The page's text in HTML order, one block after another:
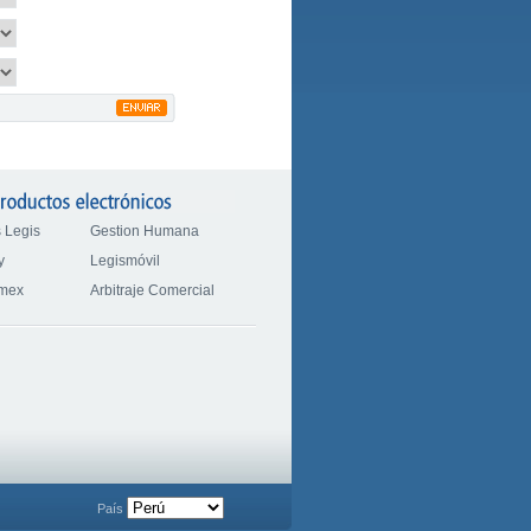
Legis
Gestion Humana
Legismóvil
Arbitraje Comercial
País